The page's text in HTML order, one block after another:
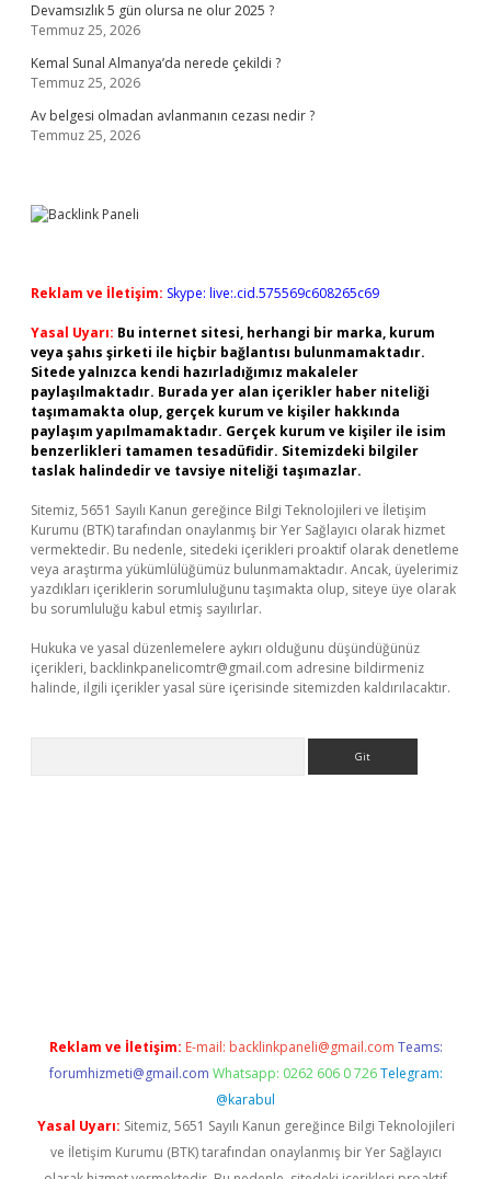
Devamsızlık 5 gün olursa ne olur 2025 ?
Temmuz 25, 2026
Kemal Sunal Almanya’da nerede çekildi ?
Temmuz 25, 2026
Av belgesi olmadan avlanmanın cezası nedir ?
Temmuz 25, 2026
Reklam ve İletişim: Skype: live:.cid.575569c608265c69
Yasal Uyarı: Bu internet sitesi, herhangi bir marka, kurum
veya şahıs şirketi ile hiçbir bağlantısı bulunmamaktadır.
Sitede yalnızca kendi hazırladığımız makaleler
paylaşılmaktadır. Burada yer alan içerikler haber niteliği
taşımamakta olup, gerçek kurum ve kişiler hakkında
paylaşım yapılmamaktadır. Gerçek kurum ve kişiler ile isim
benzerlikleri tamamen tesadüfidir. Sitemizdeki bilgiler
taslak halindedir ve tavsiye niteliği taşımazlar.
Sitemiz, 5651 Sayılı Kanun gereğince Bilgi Teknolojileri ve İletişim
Kurumu (BTK) tarafından onaylanmış bir Yer Sağlayıcı olarak hizmet
vermektedir. Bu nedenle, sitedeki içerikleri proaktif olarak denetleme
veya araştırma yükümlülüğümüz bulunmamaktadır. Ancak, üyelerimiz
yazdıkları içeriklerin sorumluluğunu taşımakta olup, siteye üye olarak
bu sorumluluğu kabul etmiş sayılırlar.
Hukuka ve yasal düzenlemelere aykırı olduğunu düşündüğünüz
içerikleri, backlinkpanelicomtr@gmail.com adresine bildirmeniz
halinde, ilgili içerikler yasal süre içerisinde sitemizden kaldırılacaktır.
Reklam ve İletişim: E-mail: backlinkpaneli@gmail.com Teams:
forumhizmeti@gmail.com Whatsapp: 0262 606 0 726 Telegram:
@karabul
Yasal Uyarı: Sitemiz, 5651 Sayılı Kanun gereğince Bilgi Teknolojileri
ve İletişim Kurumu (BTK) tarafından onaylanmış bir Yer Sağlayıcı